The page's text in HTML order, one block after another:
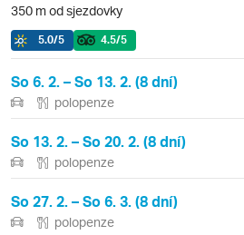
350 m od sjezdovky
5.0/5 4.5/5
So 6. 2. – So 13. 2. (8 dní)
polopenze
So 13. 2. – So 20. 2. (8 dní)
polopenze
So 27. 2. – So 6. 3. (8 dní)
polopenze